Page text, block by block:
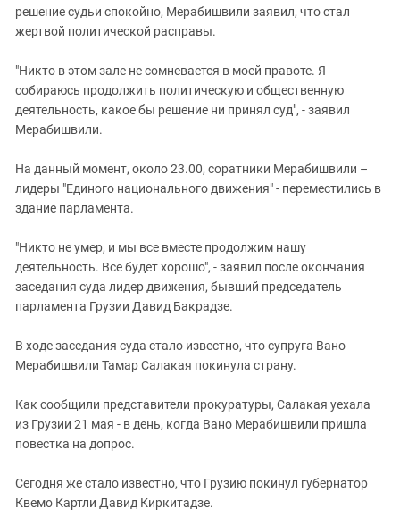
решение судьи спокойно, Мерабишвили заявил, что стал
жертвой политической расправы.
"Никто в этом зале не сомневается в моей правоте. Я
собираюсь продолжить политическую и общественную
деятельность, какое бы решение ни принял суд", - заявил
Мерабишвили.
На данный момент, около 23.00, соратники Мерабишвили –
лидеры "Единого национального движения" - переместились в
здание парламента.
"Никто не умер, и мы все вместе продолжим нашу
деятельность. Все будет хорошо", - заявил после окончания
заседания суда лидер движения, бывший председатель
парламента Грузии Давид Бакрадзе.
В ходе заседания суда стало известно, что супруга Вано
Мерабишвили Тамар Салакая покинула страну.
Как сообщили представители прокуратуры, Салакая уехала
из Грузии 21 мая - в день, когда Вано Мерабишвили пришла
повестка на допрос.
Сегодня же стало известно, что Грузию покинул губернатор
Квемо Картли Давид Киркитадзе.